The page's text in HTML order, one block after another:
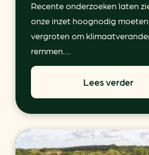
Recente onderzoeken laten
onze inzet hoognodig moeten
vergroten om
remmen....
Lees verder